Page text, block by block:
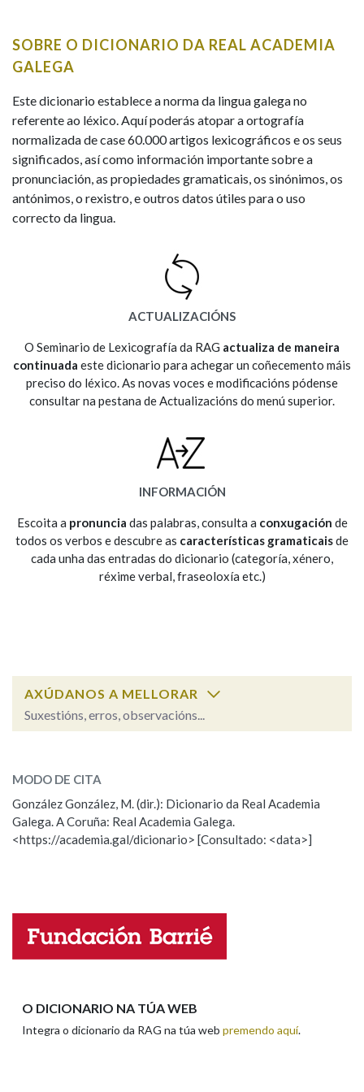
CASA-MUSEO EMILIA PARDO
HISTORIA
PRIMAVERA DAS LETRAS
PORTAL DAS PALABRAS
Comeza por
Remata por
Contén
Nos exemplos
Na fraseoloxía
Marcas gramaticais
SOBRE O DICIONARIO DA REAL ACADEMIA
GALEGA
Este dicionario establece a norma da lingua galega no
referente ao léxico. Aquí poderás atopar a ortografía
normalizada de case 60.000 artigos lexicográficos e os seus
significados, así como información importante sobre a
pronunciación, as propiedades gramaticais, os sinónimos, os
antónimos, o rexistro, e outros datos útiles para o uso
correcto da lingua.
ACTUALIZACIÓNS
O Seminario de Lexicografía da RAG actualiza de maneira
continuada este dicionario para achegar un coñecemento máis
preciso do léxico. As novas voces e modificacións pódense
consultar na pestana de Actualizacións do menú superior.
INFORMACIÓN
Escoita a pronuncia das palabras, consulta a conxugación de
todos os verbos e descubre as características gramaticaisde
cada unha das entradas do dicionario (categoría, xénero,
réxime verbal, fraseoloxía etc.)
AXÚDANOS A MELLORAR
Suxestións, erros, observacións...
Observación
Nome
Comentario
MODO DE CITA
González González, M. (dir.): Dicionario da Real Academia
Galega. A Coruña: Real Academia Galega.
<https://academia.gal/dicionario> [Consultado: <data>]
O DICIONARIO NA TÚA WEB
Integra o dicionario da RAG na túa web premendo aquí.